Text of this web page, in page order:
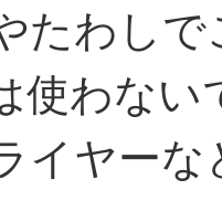
たわしで
使わない
イヤーな